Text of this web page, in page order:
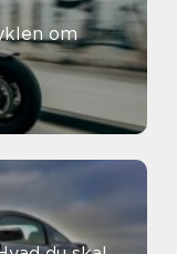
om